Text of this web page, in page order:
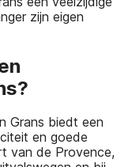
zijn eigen
Grans biedt een
en goede
van de Provence,